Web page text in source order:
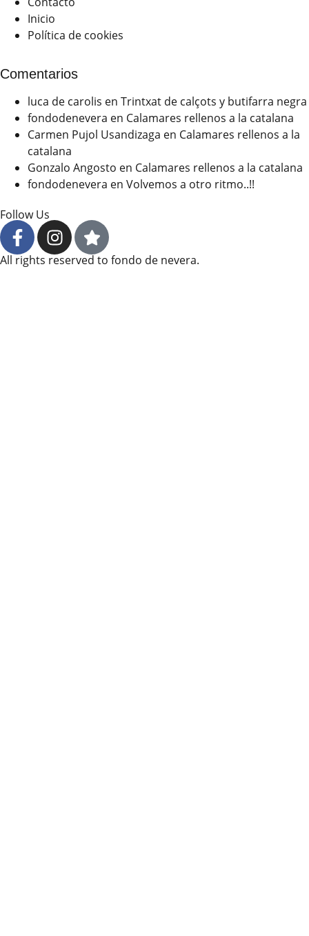
Inicio
Política de cookies
Comentarios
luca de carolis en Trintxat de calçots y butifarra negra
fondodenevera en Calamares rellenos a la catalana
Carmen Pujol Usandizaga en Calamares rellenos a la
catalana
Gonzalo Angosto en Calamares rellenos a la catalana
fondodenevera en Volvemos a otro ritmo..!!
Follow Us
All rights reserved to fondo de nevera.